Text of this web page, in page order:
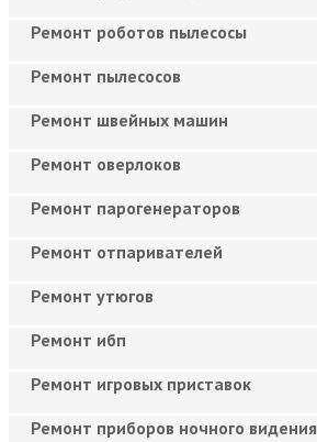
Ремонт роботов пылесосы
Ремонт пылесосов
Ремонт швейных машин
Ремонт оверлоков
Ремонт парогенераторов
Ремонт отпаривателей
Ремонт утюгов
Ремонт ибп
Ремонт игровых приставок
Ремонт приборов ночного видения